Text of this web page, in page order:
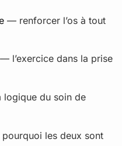
— renforcer l’os à tout
— l’exercice dans la prise
du soin de
les deux sont